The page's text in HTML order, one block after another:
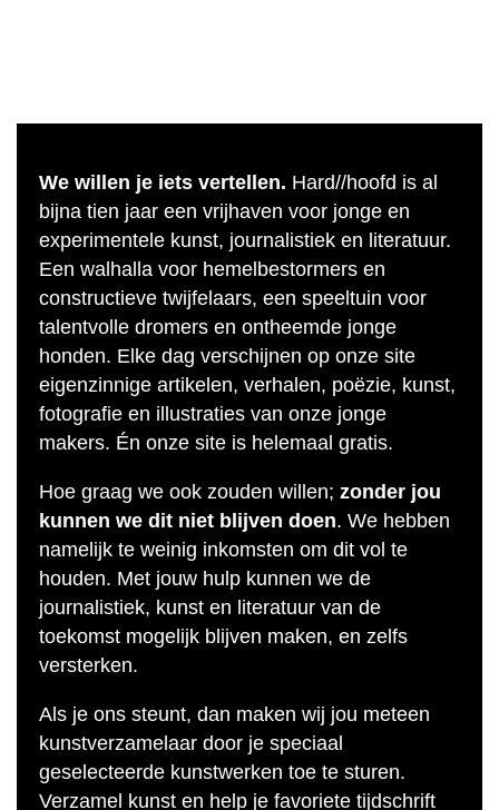
We willen je iets vertellen. Hard//hoofd is al
bijna tien jaar een vrijhaven voor jonge en
experimentele kunst, journalistiek en literatuur.
Een walhalla voor hemelbestormers en
constructieve twijfelaars, een speeltuin voor
talentvolle dromers en ontheemde jonge
honden. Elke dag verschijnen op onze site
eigenzinnige artikelen, verhalen, poëzie, kunst,
fotografie en illustraties van onze jonge
makers. Én onze site is helemaal gratis.
Hoe graag we ook zouden willen; zonder jou
kunnen we dit niet blijven doen. We hebben
namelijk te weinig inkomsten om dit vol te
houden. Met jouw hulp kunnen we de
journalistiek, kunst en literatuur van de
toekomst mogelijk blijven maken, en zelfs
versterken.
Als je ons steunt, dan maken wij jou meteen
kunstverzamelaar door je speciaal
geselecteerde kunstwerken toe te sturen.
Verzamel kunst en help je favoriete tijdschrift